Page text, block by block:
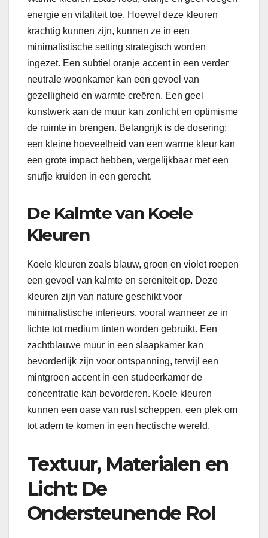
energie en vitaliteit toe. Hoewel deze kleuren
krachtig kunnen zijn, kunnen ze in een
minimalistische setting strategisch worden
ingezet. Een subtiel oranje accent in een verder
neutrale woonkamer kan een gevoel van
gezelligheid en warmte creëren. Een geel
kunstwerk aan de muur kan zonlicht en optimisme
de ruimte in brengen. Belangrijk is de dosering:
een kleine hoeveelheid van een warme kleur kan
een grote impact hebben, vergelijkbaar met een
snufje kruiden in een gerecht.
De Kalmte van Koele
Kleuren
Koele kleuren zoals blauw, groen en violet roepen
een gevoel van kalmte en sereniteit op. Deze
kleuren zijn van nature geschikt voor
minimalistische interieurs, vooral wanneer ze in
lichte tot medium tinten worden gebruikt. Een
zachtblauwe muur in een slaapkamer kan
bevorderlijk zijn voor ontspanning, terwijl een
mintgroen accent in een studeerkamer de
concentratie kan bevorderen. Koele kleuren
kunnen een oase van rust scheppen, een plek om
tot adem te komen in een hectische wereld.
Textuur, Materialen en
Licht: De
Ondersteunende Rol